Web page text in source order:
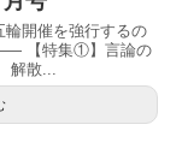
輪開催を強行するの
【特集①】言論の
散...